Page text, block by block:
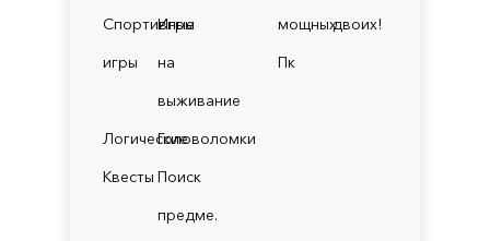
Спортивные
игры
Игры
на
выживание
ЛогическиеГоловоломки
Квесты Поиск
предме.
мощных
Пк
двоих!